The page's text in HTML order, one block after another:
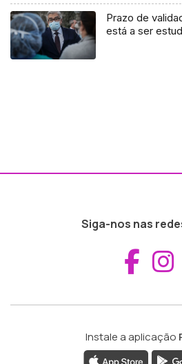
Prazo de
está a ser
Siga-nos nas
Instale a aplicação